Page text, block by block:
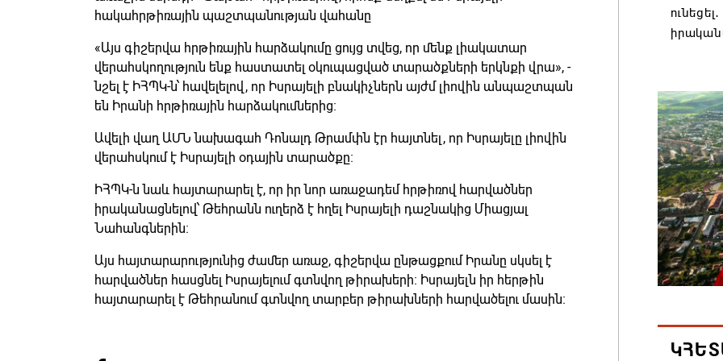
հակահրթիռային պաշտպանության վահանը
«Այս գիշերվա հրթիռային հարձակումը ցույց տվեց, որ մենք լիակատար
վերահսկողություն ենք հաստատել օկուպացված տարածքների երկնքի վրա», -
նշել է ԻՀՊԿ-ն՝ հավելելով, որ Իսրայելի բնակիչներն այժմ լիովին անպաշտպան
են Իրանի հրթիռային հարձակումներից։
Ավելի վաղ ԱՄՆ նախագահ Դոնալդ Թրամփն էր հայտնել, որ Իսրայելը լիովին
վերահսկում է Իսրայելի օդային տարածքը։
ԻՀՊԿ-ն նաև հայտարարել է, որ իր նոր առաջադեմ հրթիռով հարվածներ
իրականացնելով՝ Թեհրանն ուղերձ է հղել Իսրայելի դաշնակից Միացյալ
Նահանգներին։
Այս հայտարարությունից ժամեր առաջ, գիշերվա ընթացքում Իրանը սկսել է
հարվածներ հասցնել Իսրայելում գտնվող թիրախերի։ Իսրայելն իր հերթին
հայտարարել է Թեհրանում գտնվող տարբեր թիրախների հարվածելու մասին։
Մաքսիմ